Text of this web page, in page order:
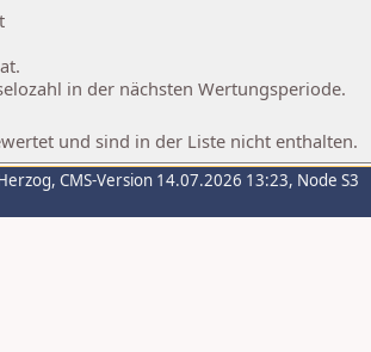
in der nächsten Wertungsperiode.
und sind in der Liste nicht enthalten.
, CMS-Version 14.07.2026 13:23, Node S3